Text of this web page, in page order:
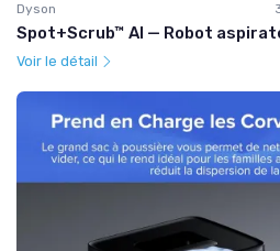
Dyson
Spot+Scrub™ AI — Robot
Voir le détail